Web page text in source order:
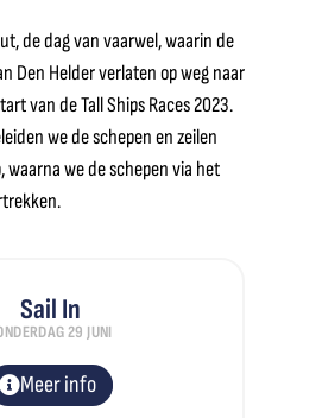
de dag van vaarwel, waarin de
Den Helder verlaten op weg naar
van de Tall Ships Races 2023.
we de schepen en zeilen
waarna we de schepen via het
Sail In
29 JUNI
Meer info